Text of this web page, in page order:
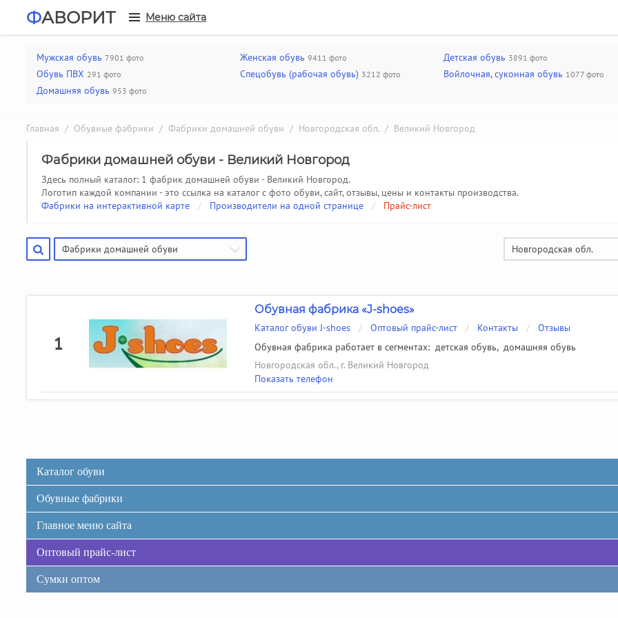
ФАВОРИТ Меню сайта
Мужская обувь 7901 фото Женская обувь 9411 фото Детская обувь 3891 фото
Обувь ПВХ 291 фото Спецобувь (рабочая обувь) 3212 фото Войлочная, суконная обувь 1077 фото
Домашняя обувь 953 фото
Главная / Обувные фабрики / Фабрики домашней обуви / Новгородская обл. / Великий Новгород
Фабрики домашней обуви - Великий Новгород
Здесь полный каталог: 1 фабрик домашней обуви - Великий Новгород.
Логотип каждой компании - это ссылка на каталог с фото обуви, сайт, отзывы, цены и контакты производства.
Фабрики на интерактивной карте
/ Производители на одной странице / Прайс-лист
Фабрики домашней обуви Новгородская обл.
1
Обувная фабрика «J-shoes»
Каталог обуви J-shoes / Оптовый прайс-лист / Контакты /
Отзывы
Обувная фабрика работает в сегментах: детская обувь, домашняя обувь
Новгородская обл., г. Великий Новгород
Показать телефон
Каталог обуви
Обувные фабрики
Главное меню сайта
Оптовый прайс-лист
Сумки оптом